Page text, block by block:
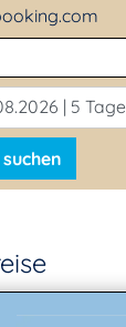
| 5 Tage
suchen